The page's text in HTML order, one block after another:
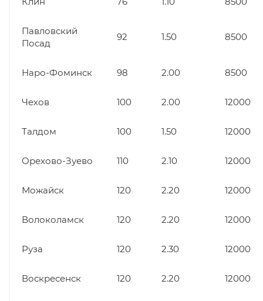
Павловский
Посад
92 1.50 8500
Наро-Фоминск 98 2.00 8500
Чехов 100 2.00 12000
Талдом 100 1.50 12000
Орехово-Зуево 110 2.10 12000
Можайск 120 2.20 12000
Волоколамск 120 2.20 12000
Руза 120 2.30 12000
Воскресенск 120 2.20 12000